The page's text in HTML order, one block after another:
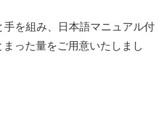
手を組み、日本語マニュアル付
った量をご用意いたしまし